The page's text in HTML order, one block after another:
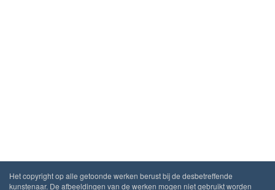
Het copyright op alle getoonde werken berust bij de desbetreffende
kunstenaar. De afbeeldingen van de werken mogen niet gebruikt worden